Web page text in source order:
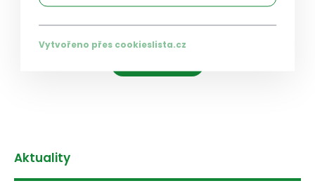
Aktuality
Vytvořeno přes cookieslista.cz